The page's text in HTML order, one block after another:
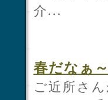
介...
春だなぁ
ご近所さ